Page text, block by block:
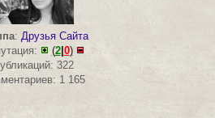
: Друзья Сайта
(2| 0)
322
1 165